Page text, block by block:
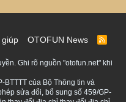
OTOFUN News
R
S
Ghi rõ nguồn "otofun.net" khi
BTTTT của Bộ Thông tin và
sửa đổi, bổ sung số 459/GP-